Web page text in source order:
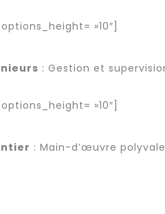
»10″]
: Gestion et
»10″]
: Main-d’œuvre